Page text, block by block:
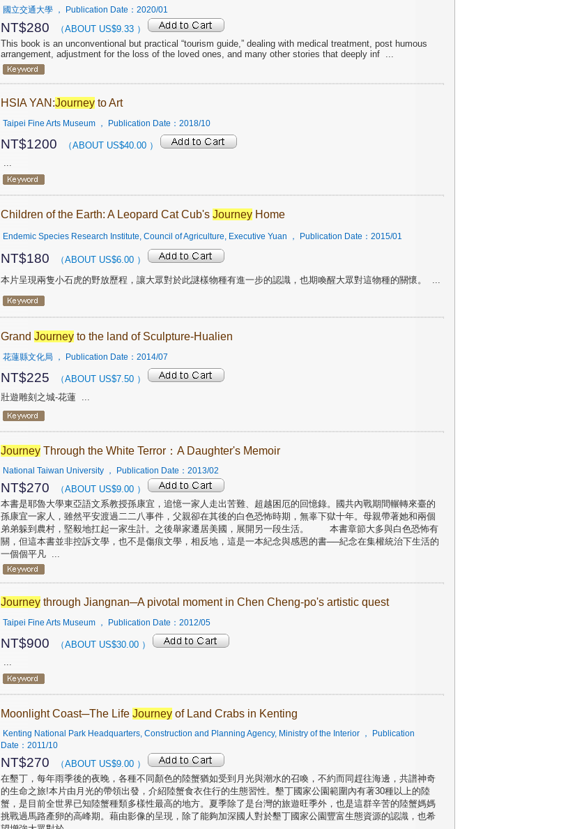
國立交通大學 ， Publication Date： 2020/01
NT$280 （ABOUT US$9.33 ）
This book is an unconventional but practical “tourism guide,” dealing with medical treatment, post humous
arrangement, adjustment for the loss of the loved ones, and many other stories that deeply inf ...
HSIA YAN:Journey to Art
Taipei Fine Arts Museum ， Publication Date： 2018/10
NT$1200 （ABOUT US$40.00 ）
...
Children of the Earth: A Leopard Cat Cub's Journey Home
Endemic Species Research Institute, Council of Agriculture, Executive Yuan ， Publication Date： 2015/01
NT$180 （ABOUT US$6.00 ）
本片呈現兩隻小石虎的野放歷程，讓大眾對於此謎樣物種有進一步的認識，也期喚醒大眾對這物種的關懷。
...
Grand Journey to the land of Sculpture-Hualien
花蓮縣文化局 ， Publication Date： 2014/07
NT$225 （ABOUT US$7.50 ）
壯遊雕刻之城-花蓮 ...
Journey Through the White Terror：A Daughter's Memoir
National Taiwan University ， Publication Date： 2013/02
NT$270 （ABOUT US$9.00 ）
本書是耶魯大學東亞語文系教授孫康宜，追憶一家人走出苦難、超越困厄的回憶錄。國共內戰期間輾轉來臺的
孫康宜一家人，雖然平安渡過二二八事件，父親卻在其後的白色恐怖時期，無辜下獄十年。母親帶著她和兩個
弟弟躲到農村，堅毅地扛起一家生計。之後舉家遷居美國，展開另一段生活。 本書章節大多與白色恐怖有
關，但這本書並非控訴文學，也不是傷痕文學，相反地，這是一本紀念與感恩的書──紀念在集權統治下生活的
一個個平凡 ...
Journey through Jiangnan─A pivotal moment in Chen Cheng-po's artistic quest
Taipei Fine Arts Museum ， Publication Date： 2012/05
NT$900 （ABOUT US$30.00 ）
...
Moonlight Coast─The Life Journey of Land Crabs in Kenting
Kenting National Park Headquarters, Construction and Planning Agency, Ministry of the Interior ， Publication
Date： 2011/10
NT$270 （ABOUT US$9.00 ）
在墾丁，每年雨季後的夜晚，各種不同顏色的陸蟹猶如受到月光與潮水的召喚，不約而同趕往海邊，共譜神奇
的生命之旅!本片由月光的帶領出發，介紹陸蟹食衣住行的生態習性。墾丁國家公園範圍內有著30種以上的陸
蟹，是目前全世界已知陸蟹種類多樣性最高的地方。夏季除了是台灣的旅遊旺季外，也是這群辛苦的陸蟹媽媽
挑戰過馬路產卵的高峰期。藉由影像的呈現，除了能夠加深國人對於墾丁國家公園豐富生態資源的認識，也希